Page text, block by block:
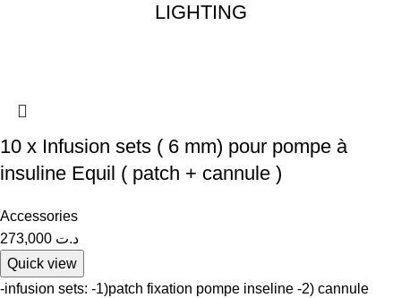
LIGHTING
10 x Infusion sets ( 6 mm) pour pompe à
insuline Equil ( patch + cannule )
Accessories
د.ت
Quick view
-infusion sets: -1)patch fixation pompe inseline -2) cannule